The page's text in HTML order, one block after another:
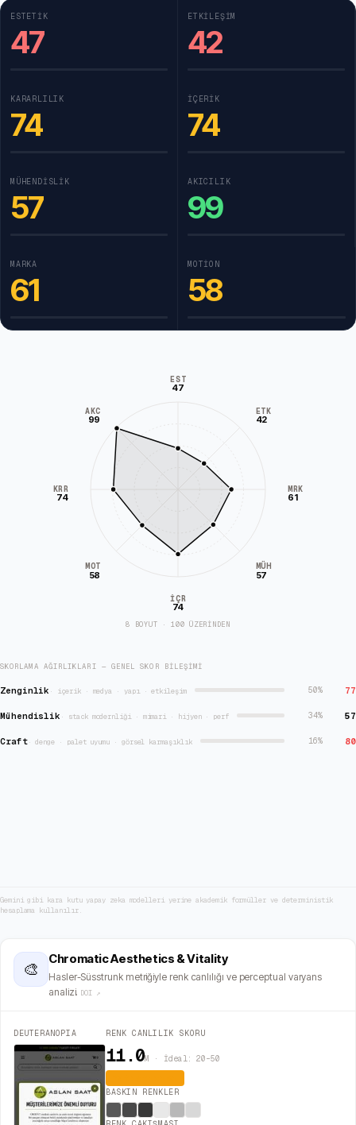
ESTETIK
47
ETKILEŞIM
42
KARARLILIK
74
İÇERIK
74
MÜHENDISLIK
57
AKICILIK
99
MARKA
61
MOTION
58
EST
47
ETK
42
MRK
61
MÜH
57
İÇR
74
MOT
58
KRR
74
AKC
99
8 BOYUT · 100 ÜZERİNDEN
SKORLAMA AĞIRLIKLARI — GENEL SKOR BILEŞIMI
Zenginlik · içerik · medya · yapı · etkileşim 50% 77
Mühendislik · stack modernliği · mimari · hijyen · perf 34% 57
Craft·denge · palet uyumu · görsel karmaşıklık 16% 80
Gemini gibi kara kutu yapay zeka modelleri yerine akademik formüller ve deterministik
hesaplama kullanılır.
🎨
Chromatic Aesthetics & Vitality
Hasler-Süsstrunk metriğiyle renk canlılığı ve perceptual varyans
analizi. DOI ↗
DEUTERANOPIA RENK CANLILIK SKORU
11.0M · İdeal: 20–50
BASKIN RENKLER